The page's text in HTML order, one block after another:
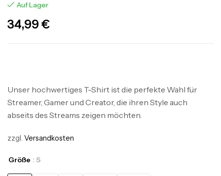
Auf Lager
34,99 €
Unser hochwertiges T-Shirt ist die perfekte Wahl für
Streamer, Gamer und Creator, die ihren Style auch
abseits des Streams zeigen möchten.
zzgl. Versandkosten
Größe : S